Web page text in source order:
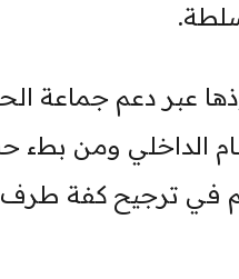
عبر دعم جماعة
الداخلي ومن بطء
في ترجيح كفة طرف